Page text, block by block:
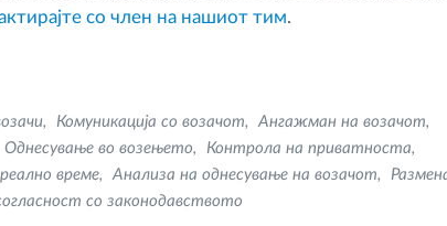
со член на нашиот тим.
Комуникација со возачот
Ангажман на возачот
Однесување во возењето
Контрола на приватноста
време
Анализа на однесување на возачот
со законодавството